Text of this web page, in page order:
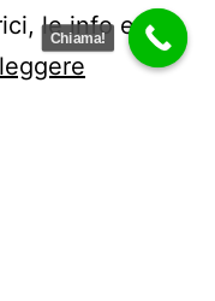
le info ed il
Partita
Chiama!